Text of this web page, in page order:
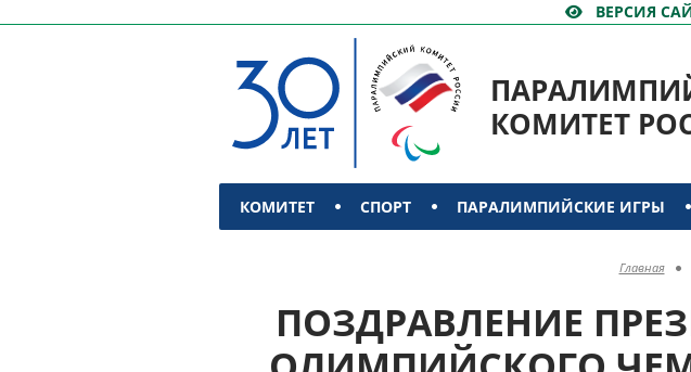
ВЕРСИЯ
КОМИТЕТ
КОМИТЕТ СПОРТ ПАРАЛИМПИЙСКИЕ ИГРЫ
Главная
ПОЗДРАВЛЕНИЕ